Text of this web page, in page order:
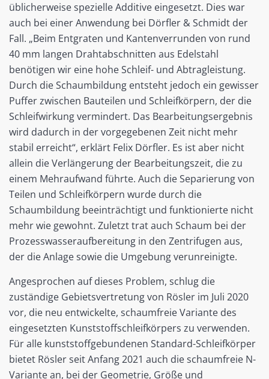
üblicherweise spezielle Additive eingesetzt. Dies war
auch bei einer Anwendung bei Dörfler & Schmidt der
Fall. „Beim Entgraten und Kantenverrunden von rund
40 mm langen Drahtabschnitten aus Edelstahl
benötigen wir eine hohe Schleif- und Abtragleistung.
Durch die Schaumbildung entsteht jedoch ein gewisser
Puffer zwischen Bauteilen und Schleifkörpern, der die
Schleifwirkung vermindert. Das Bearbeitungsergebnis
wird dadurch in der vorgegebenen Zeit nicht mehr
stabil erreicht“, erklärt Felix Dörfler. Es ist aber nicht
allein die Verlängerung der Bearbeitungszeit, die zu
einem Mehraufwand führte. Auch die Separierung von
Teilen und Schleifkörpern wurde durch die
Schaumbildung beeinträchtigt und funktionierte nicht
mehr wie gewohnt. Zuletzt trat auch Schaum bei der
Prozesswasseraufbereitung in den Zentrifugen aus,
der die Anlage sowie die Umgebung verunreinigte.
Angesprochen auf dieses Problem, schlug die
zuständige Gebietsvertretung von Rösler im Juli 2020
vor, die neu entwickelte, schaumfreie Variante des
eingesetzten Kunststoffschleifkörpers zu verwenden.
Für alle kunststoffgebundenen Standard-Schleifkörper
bietet Rösler seit Anfang 2021 auch die schaumfreie N-
Variante an, bei der Geometrie, Größe und